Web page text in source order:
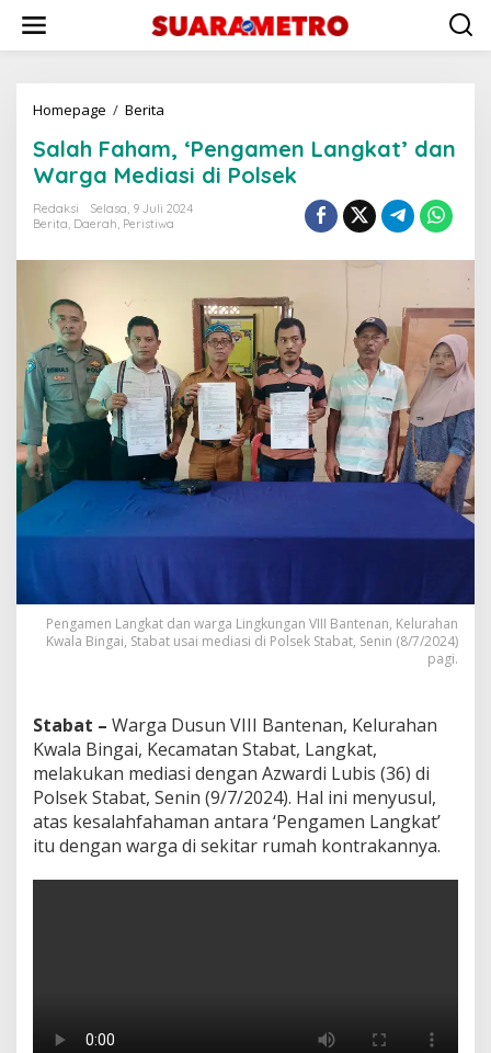
konten
Homepage / Berita
‘Pengamen
Langkat’
dan
Warga
Mediasi
Polsek
Salah Faham, ‘Pengamen Langkat’ dan
Warga Mediasi di Polsek
Redaksi
Selasa, 9 Juli 2024
Berita, Daerah, Peristiwa
Pengamen Langkat dan warga Lingkungan VIII Bantenan, Kelurahan
Kwala Bingai, Stabat usai mediasi di Polsek Stabat, Senin (8/7/2024)
pagi.
Stabat – Warga Dusun VIII Bantenan, Kelurahan
Kwala Bingai, Kecamatan Stabat, Langkat,
melakukan mediasi dengan Azwardi Lubis (36) di
Polsek Stabat, Senin (9/7/2024). Hal ini menyusul,
atas kesalahfahaman antara ‘Pengamen Langkat’
itu dengan warga di sekitar rumah kontrakannya.